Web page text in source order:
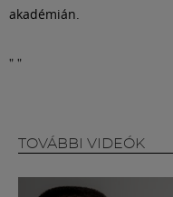
akadémián.
" "
TOVÁBBI VIDEÓK
Szolgáltatások
Múzeum